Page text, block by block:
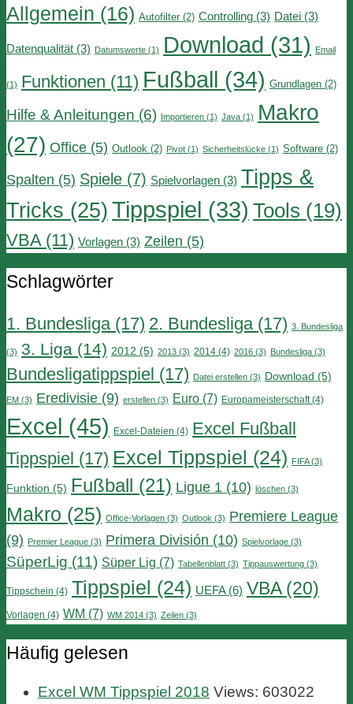
Allgemein (16) Autofilter (2) Controlling (3) Datei (3)
Datenqualität (3) Datumswerte (1) Download (31) Email
(1) Funktionen (11) Fußball (34) Grundlagen (2)
Hilfe & Anleitungen (6) Importieren (1) Java (1)
Makro
(27) Office (5) Outlook (2) Pivot (1) Sicherheitslücke (1) Software (2)
Spalten (5) Spiele (7) Spielvorlagen (3) Tipps &
Tricks (25)Tippspiel (33) Tools (19)
VBA(11) Vorlagen (3) Zeilen (5)
Schlagwörter
1. Bundesliga (17) 2. Bundesliga (17) 3. Bundesliga
(3) 3. Liga (14) 2012 (5) 2013 (3) 2014 (4) 2016 (3) Bundesliga (3)
Bundesligatippspiel (17) Datei erstellen (3) Download (5)
EM (3) Eredivisie (9) erstellen (3) Euro (7) Europameisterschaft(4)
Excel (45) Excel-Dateien (4) Excel Fußball
Tippspiel (17) Excel Tippspiel (24) FIFA(3)
Funktion (5) Fußball (21) Ligue 1 (10) löschen (3)
Makro (25) Office-Vorlagen (3) Outlook (3) Premiere League
(9) Premier League (3) Primera División (10) Spielvorlage (3)
SüperLig (11) Süper Lig (7) Tabellenblatt (3) Tippauswertung (3)
Tippschein (4) Tippspiel (24) UEFA(6) VBA(20)
Vorlagen (4) WM (7) WM 2014 (3) Zeilen (3)
Häufig gelesen
Excel WM Tippspiel 2018 Views: 603022